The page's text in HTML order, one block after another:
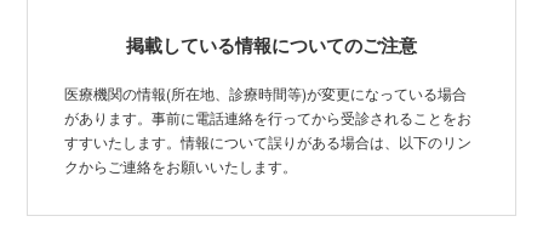
掲載している情報についてのご注意
医療機関の情報(所在地、診療時間等)が変更になっている場合
があります。事前に電話連絡を行ってから受診されることをお
すすいたします。情報について誤りがある場合は、以下のリン
クからご連絡をお願いいたします。